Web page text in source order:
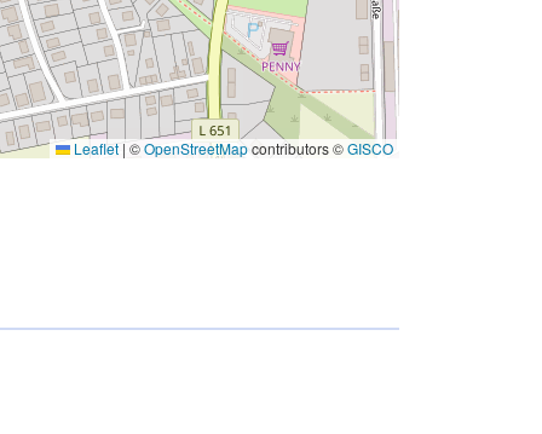
Leaflet |©OpenStreetMapcontributors ©GISCO